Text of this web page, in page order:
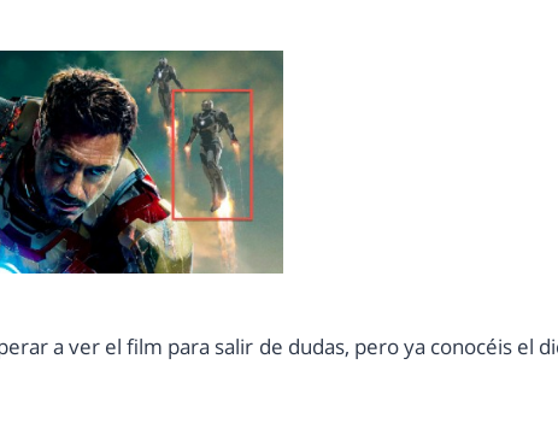
a ver el film para salir de dudas, pero ya conocéis el